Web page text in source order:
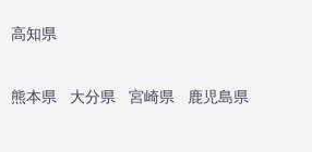
高知県
熊本県 大分県 宮崎県
鹿児島県